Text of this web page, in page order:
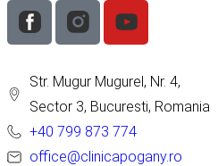
Str. Mugur Mugurel, Nr. 4,
Sector 3, Bucuresti, Romania
+40 799 873 774
office@clinicapogany.ro